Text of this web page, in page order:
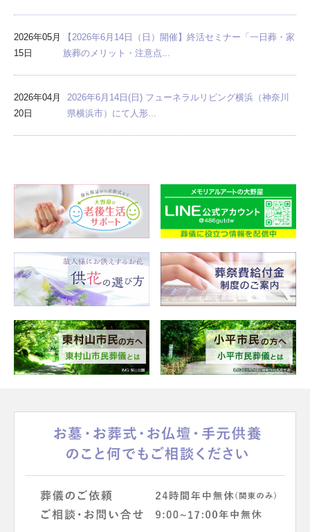
2026年05月
15日
【2026年6月14日（日）開催】終活セミナー「一日葬・家
族葬のメリット・注意点...
2026年04月
20日
2026年6月14日(日) フューネラルリビング横浜（神奈川
県横浜市）にて人形...